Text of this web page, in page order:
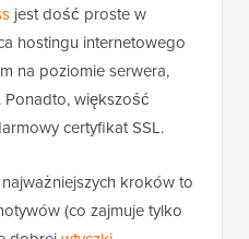
jest dość proste w
hostingu internetowego
na poziomie serwera,
większość
certyfikat SSL.
kroków to
(co zajmuje tylko